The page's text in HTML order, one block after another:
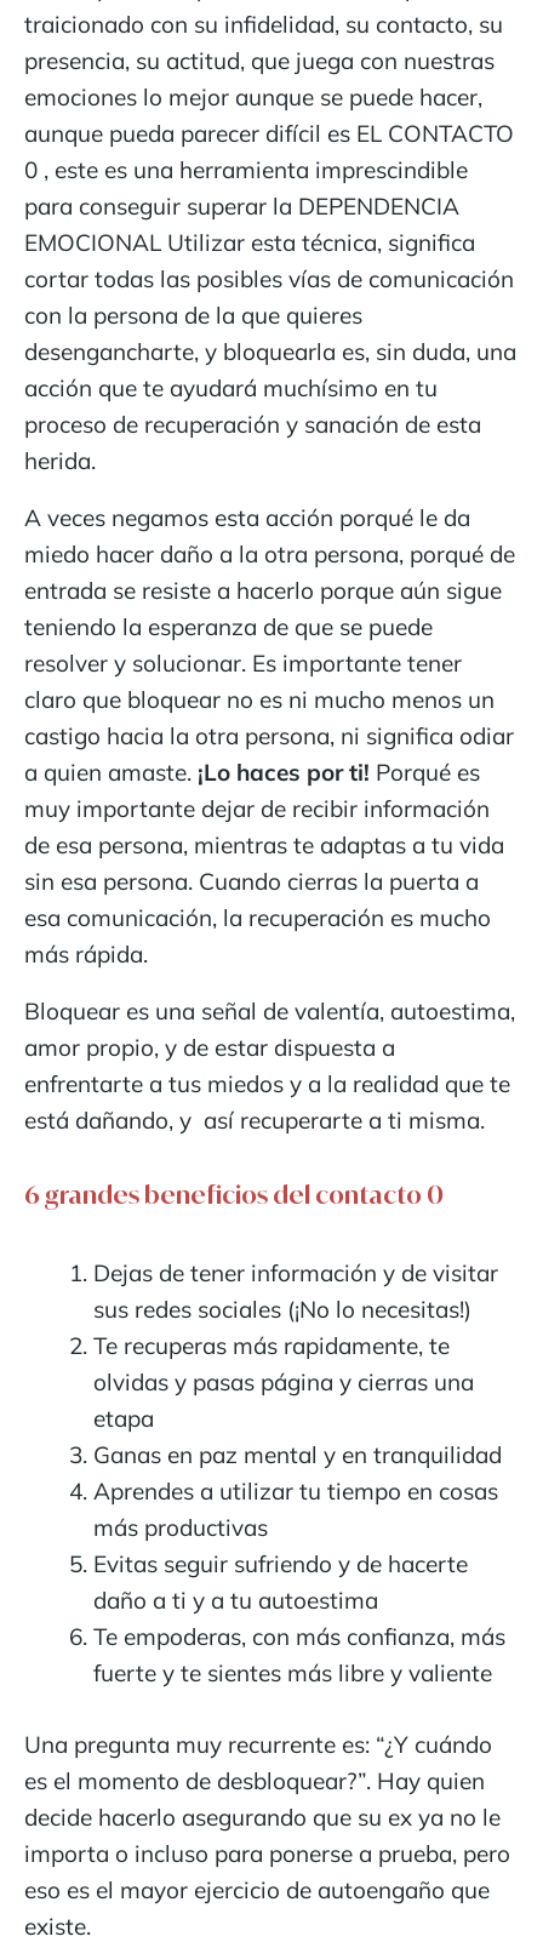
traicionado con su infidelidad, su contacto, su
presencia, su actitud, que juega con nuestras
emociones lo mejor aunque se puede hacer,
aunque pueda parecer difícil es EL CONTACTO
0 , este es una herramienta imprescindible
para conseguir superar la DEPENDENCIA
EMOCIONAL Utilizar esta técnica, significa
cortar todas las posibles vías de comunicación
con la persona de la que quieres
desengancharte, y bloquearla es, sin duda, una
acción que te ayudará muchísimo en tu
proceso de recuperación y sanación de esta
herida.
A veces negamos esta acción porqué le da
miedo hacer daño a la otra persona, porqué de
entrada se resiste a hacerlo porque aún sigue
teniendo la esperanza de que se puede
resolver y solucionar. Es importante tener
claro que bloquear no es ni mucho menos un
castigo hacia la otra persona, ni significa odiar
a quien amaste. ¡Lo haces por ti! Porqué es
muy importante dejar de recibir información
de esa persona, mientras te adaptas a tu vida
sin esa persona. Cuando cierras la puerta a
esa comunicación, la recuperación es mucho
más rápida.
Bloquear es una señal de valentía, autoestima,
amor propio, y de estar dispuesta a
enfrentarte a tus miedos y a la realidad que te
está dañando, y así recuperarte a ti misma.
6 grandes beneficios del contacto 0
Dejas de tener información y de visitar
sus redes sociales (¡No lo necesitas!)
Te recuperas más rapidamente, te
olvidas y pasas página y cierras una
etapa
Ganas en paz mental y en tranquilidad
Aprendes a utilizar tu tiempo en cosas
más productivas
Evitas seguir sufriendo y de hacerte
daño a ti y a tu autoestima
Te empoderas, con más confianza, más
fuerte y te sientes más libre y valiente
Una pregunta muy recurrente es: “¿Y cuándo
es el momento de desbloquear?”. Hay quien
decide hacerlo asegurando que su ex ya no le
importa o incluso para ponerse a prueba, pero
eso es el mayor ejercicio de autoengaño que
existe.